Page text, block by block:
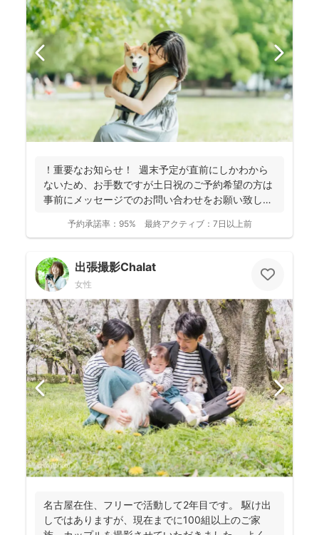
！重要なお知らせ！ 週末予定が直前にしかわから
ないため、お手数ですが土日祝のご予約希望の方は
事前にメッセージでのお問い合わせをお願い致しま
予約承諾率： 95% 最終アクティブ： 7日以上前
出張撮影Chalat
女性
名古屋在住、フリーで活動して2年目です。 駆け出
しではありますが、現在までに100組以上のご家